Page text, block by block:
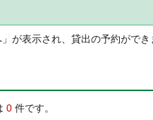
が表示され、貸出の予約ができ
0 件です。